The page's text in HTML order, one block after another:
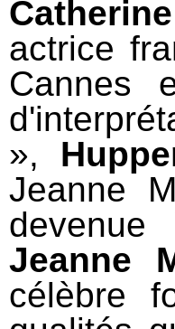
actrice
Cannes
»,
Jeanne
Jeanne
célèbre